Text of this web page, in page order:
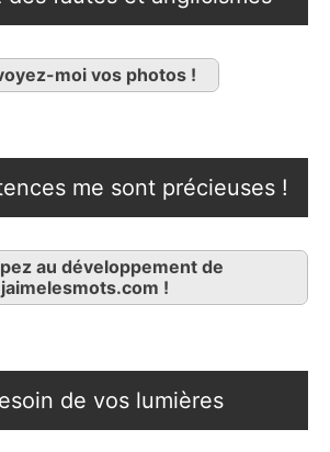
moi vos photos !
me sont précieuses !
au développement de
jaimelesmots.com !
de vos lumières